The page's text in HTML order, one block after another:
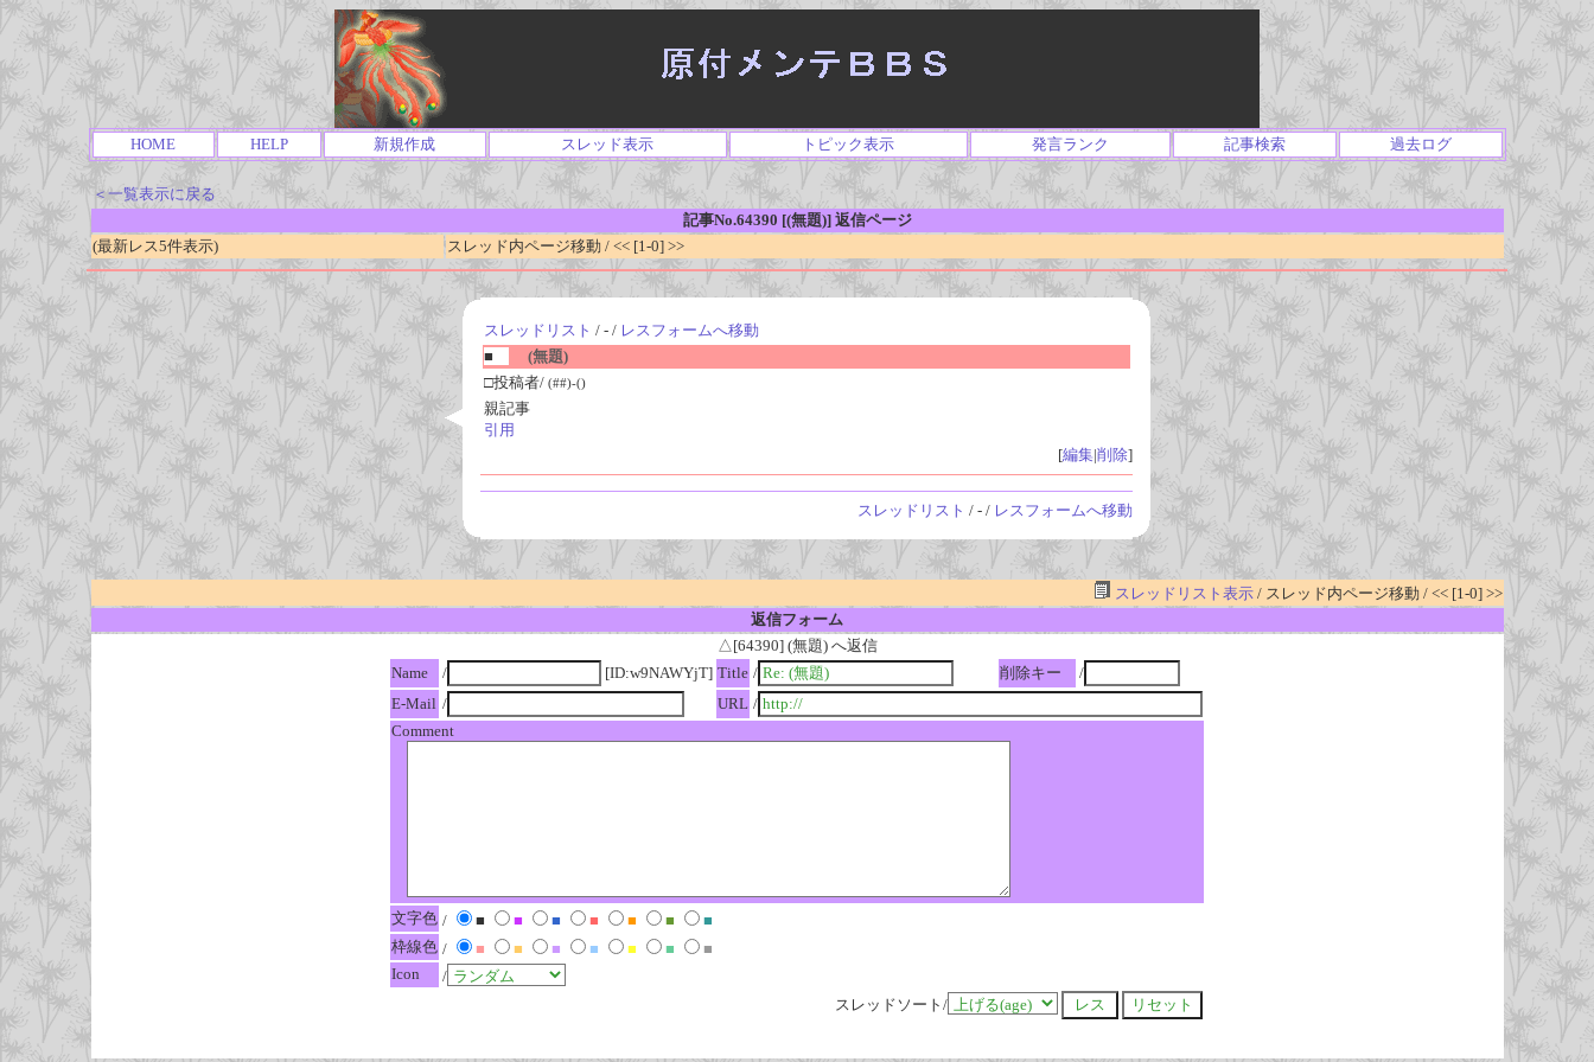
HOME HELP 新規作成 スレッド表示 トピック表示 発言ランク 記事検索 過去ログ
＜一覧表示に戻る
記事No.64390 [(無題)] 返信ページ
(最新レス5件表示)
スレッド内ページ移動 / << [1-0] >>
スレッドリスト / - / レスフォームへ移動
■
(無題)
□投稿者/ (##)-()
親記事
引用
[編集|削除]
スレッドリスト / - / レスフォームへ移動
スレッドリスト表示/ スレッド内ページ移動 / << [1-0] >>
返信フォーム
△[64390] (無題) へ返信
Name
/ [ID:w9NAWYjT] Title / 削除キー
/
E-Mail / URL /
Comment
文字色 / ■ ■ ■ ■ ■ ■
■
枠線色 / ■ ■ ■ ■ ■ ■
■
Icon
/
スレッドソート/